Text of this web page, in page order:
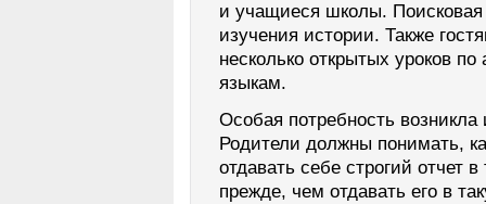
и учащиеся школы. Поисковая
изучения истории. Также
несколько открытых уроков
языкам.
Особая потребность
Родители должны понимать,
отдавать себе строгий отчет
прежде, чем отдавать его в